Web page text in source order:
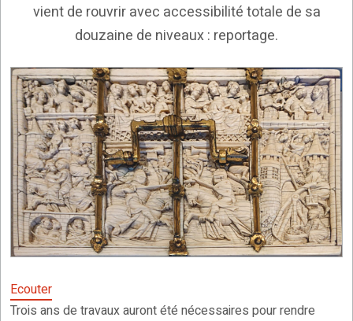
vient de rouvrir avec accessibilité totale de sa
douzaine de niveaux : reportage.
Ecouter
Trois ans de travaux auront été nécessaires pour rendre